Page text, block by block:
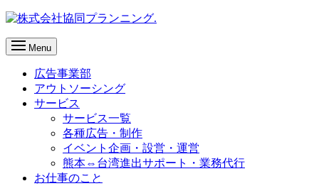
Menu
広告事業部
アウトソーシング
サービス
サービス一覧
各種広告・制作
イベント企画・設営・運営
熊本⇔台湾進出サポート・業務代行
お仕事のこと